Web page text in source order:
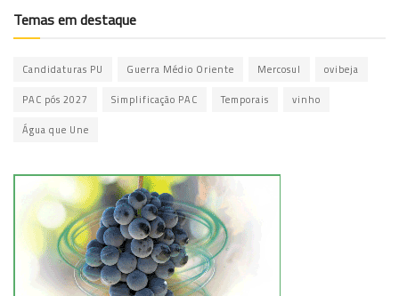
Temas em destaque
Candidaturas PU Guerra Médio Oriente Mercosul ovibeja
PAC pós 2027 Simplificação PAC Temporais vinho
Água que Une